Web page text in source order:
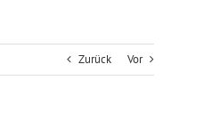
Zurück Vor